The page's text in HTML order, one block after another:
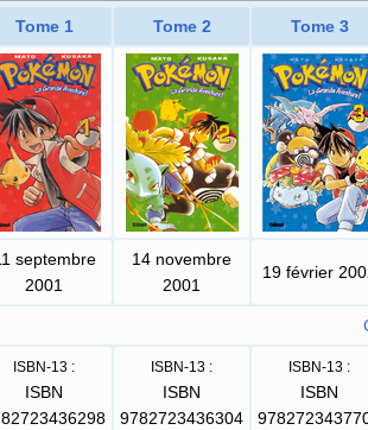
Tome 1 Tome 2 Tome 3
septembre
2001
14 novembre
2001
19 février
ISBN-13 :
ISBN
ISBN-13 :
ISBN
9782723436304
ISBN-13 :
ISBN